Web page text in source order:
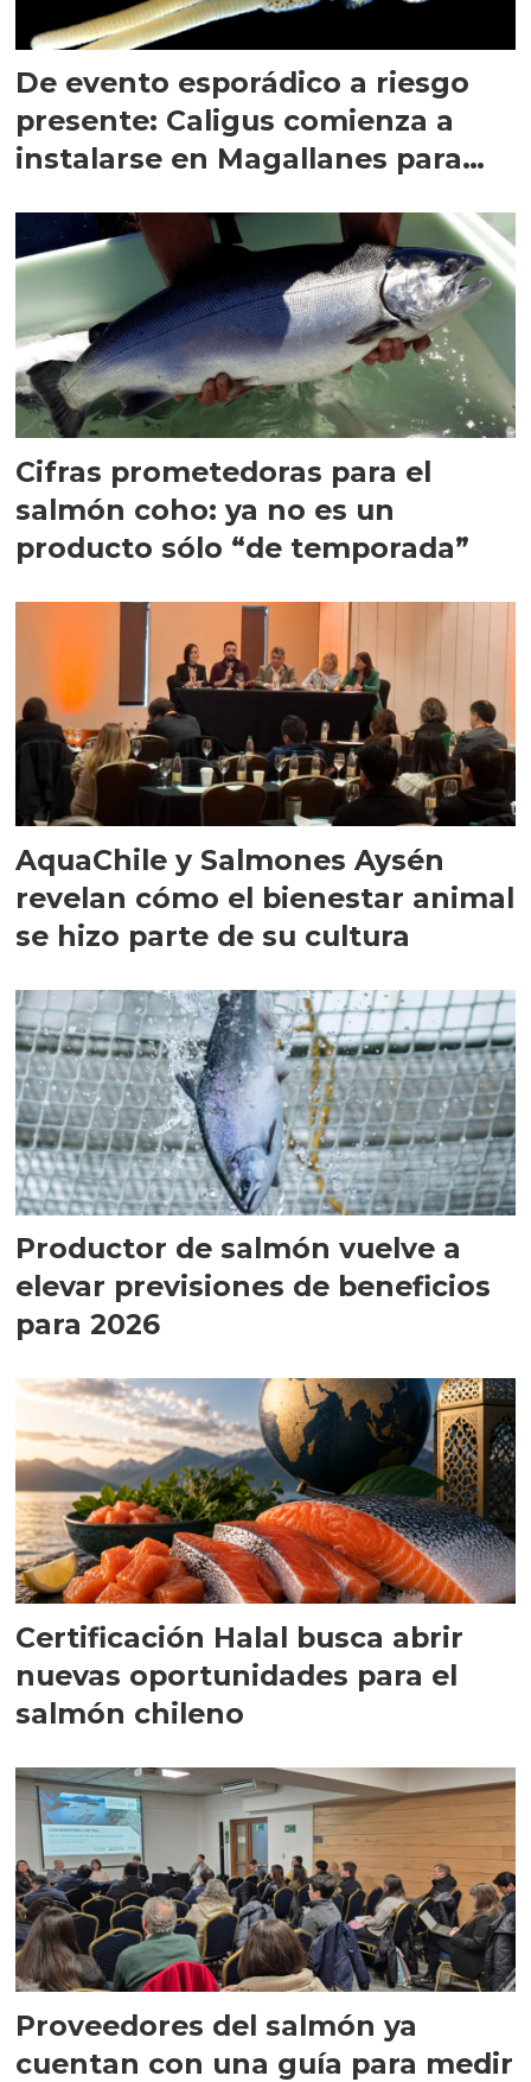
De evento esporádico a riesgo
presente: Caligus comienza a
instalarse en Magallanes para
Cifras prometedoras para el
salmón coho: ya no es un
producto sólo “de temporada”
AquaChile y Salmones Aysén
revelan cómo el bienestar animal
se hizo parte de su cultura
Productor de salmón vuelve a
elevar previsiones de beneficios
para 2026
Certificación Halal busca abrir
nuevas oportunidades para el
salmón chileno
Proveedores del salmón ya
cuentan con una guía para medir